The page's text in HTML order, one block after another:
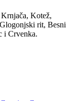
Kotež,
rit, Besni
i Crvenka.